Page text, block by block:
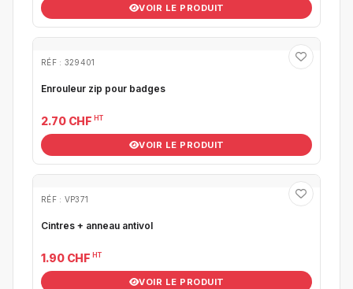
VOIR LE PRODUIT
RÉF : 329401
Enrouleur zip pour badges
2.70 CHF HT
VOIR LE PRODUIT
RÉF : VP371
Cintres + anneau antivol
1.90 CHF HT
VOIR LE PRODUIT